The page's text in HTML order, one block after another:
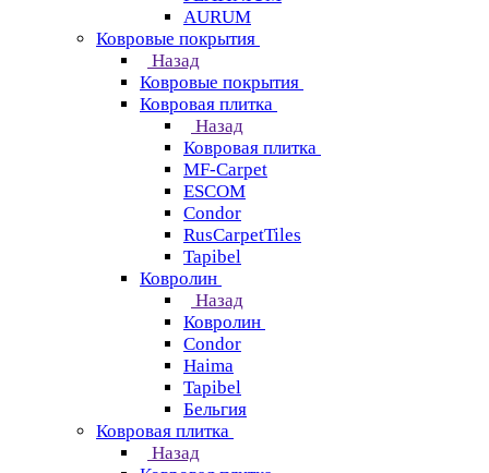
AURUM
Ковровые покрытия
Назад
Ковровые покрытия
Ковровая плитка
Назад
Ковровая плитка
MF-Carpet
ESCOM
Condor
RusCarpetTiles
Tapibel
Ковролин
Назад
Ковролин
Condor
Haima
Tapibel
Бельгия
Ковровая плитка
Назад